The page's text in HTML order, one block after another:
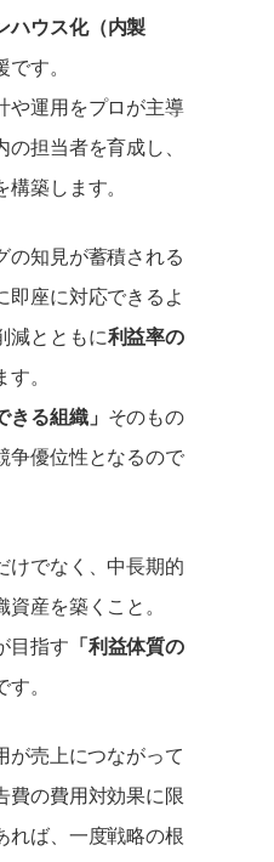
ハウス化（内製
す。
や運用をプロが主導
担当者を育成し、
築します。
の知見が蓄積される
即座に対応できるよ
減とともに利益率の
。
きる組織」 そのもの
争優位性となるので
けでなく、中長期的
産を築くこと。
目指す 「利益体質の
。
が売上につながって
費の費用対効果に限
れば、一度戦略の根